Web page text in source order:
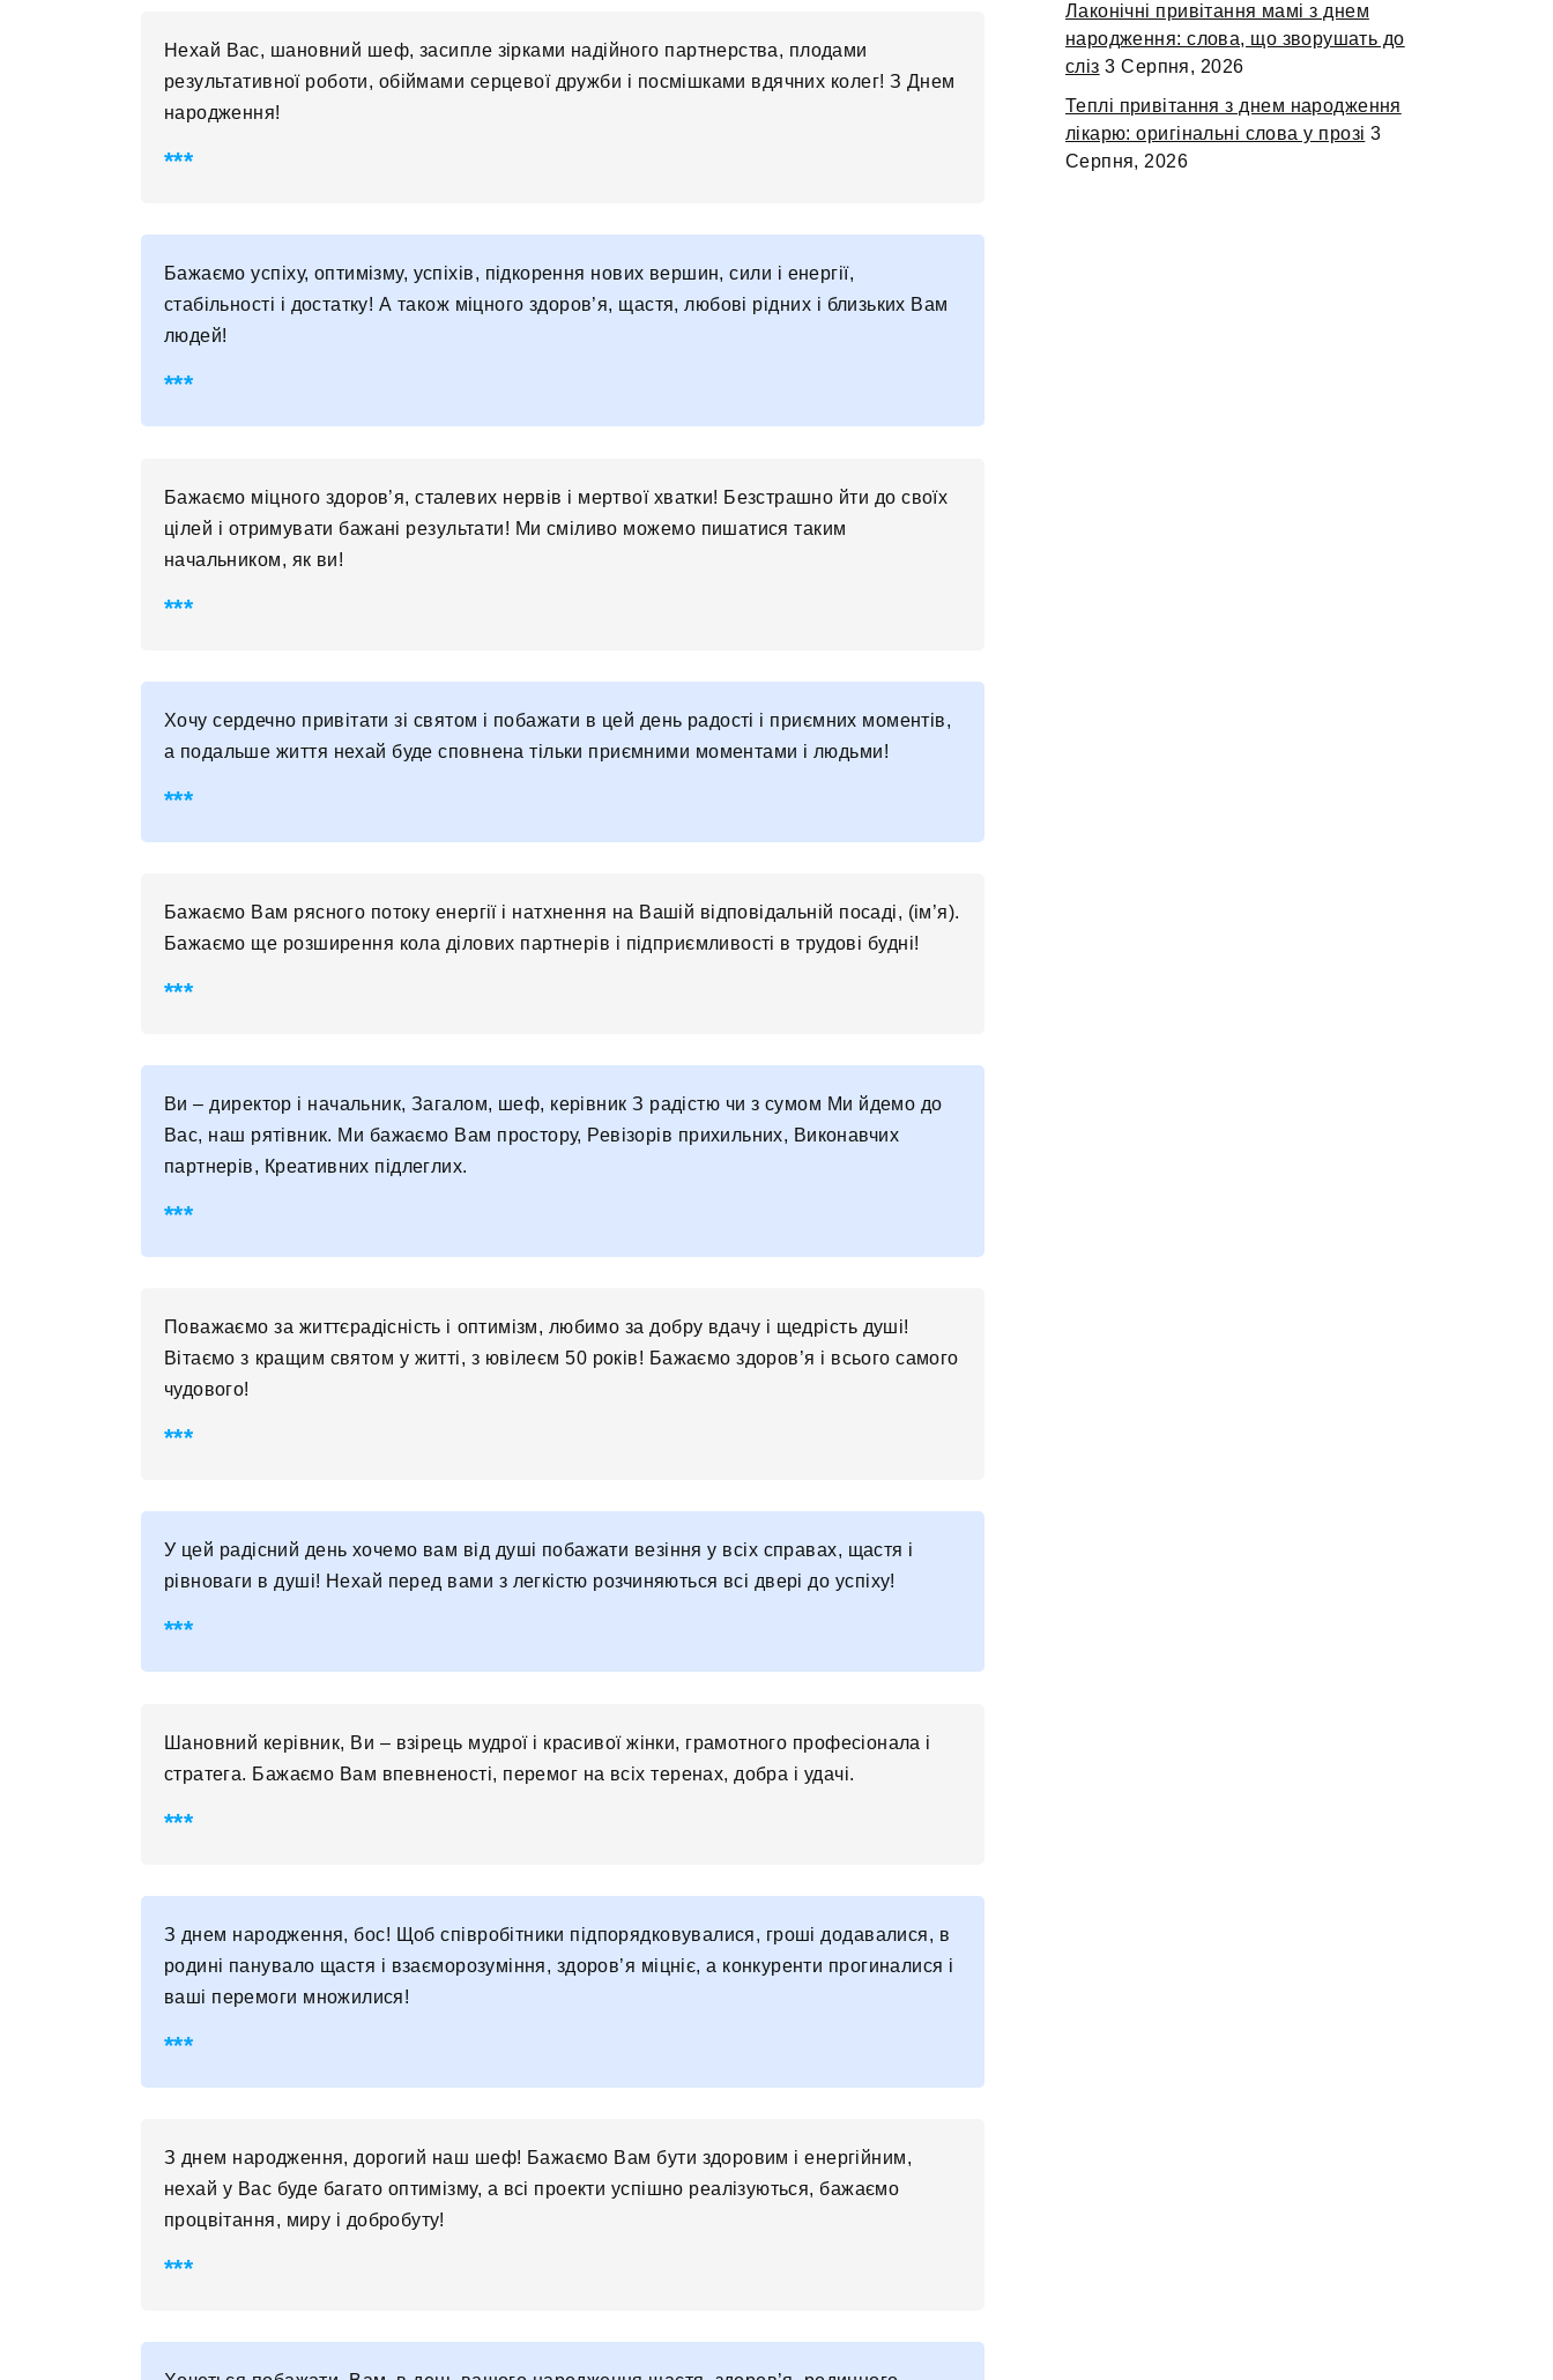
Нехай Вас, шановний шеф, засипле зірками надійного партнерства, плодами
результативної роботи, обіймами серцевої дружби і посмішками вдячних колег! З Днем
народження!
Бажаємо успіху, оптимізму, успіхів, підкорення нових вершин, сили і енергії,
стабільності і достатку! А також міцного здоров’я, щастя, любові рідних і близьких Вам
людей!
Бажаємо міцного здоров’я, сталевих нервів і мертвої хватки! Безстрашно йти до своїх
цілей і отримувати бажані результати! Ми сміливо можемо пишатися таким
начальником, як ви!
Хочу сердечно привітати зі святом і побажати в цей день радості і приємних моментів,
а подальше життя нехай буде сповнена тільки приємними моментами і людьми!
Бажаємо Вам рясного потоку енергії і натхнення на Вашій відповідальній посаді, (ім’я).
Бажаємо ще розширення кола ділових партнерів і підприємливості в трудові будні!
Ви – директор і начальник, Загалом, шеф, керівник З радістю чи з сумом Ми йдемо до
Вас, наш рятівник. Ми бажаємо Вам простору, Ревізорів прихильних, Виконавчих
партнерів, Креативних підлеглих.
Поважаємо за життєрадісність і оптимізм, любимо за добру вдачу і щедрість душі!
Вітаємо з кращим святом у житті, з ювілеєм 50 років! Бажаємо здоров’я і всього самого
чудового!
У цей радісний день хочемо вам від душі побажати везіння у всіх справах, щастя і
рівноваги в душі! Нехай перед вами з легкістю розчиняються всі двері до успіху!
Шановний керівник, Ви – взірець мудрої і красивої жінки, грамотного професіонала і
стратега. Бажаємо Вам впевненості, перемог на всіх теренах, добра і удачі.
З днем ​​народження, бос! Щоб співробітники підпорядковувалися, гроші додавалися, в
родині панувало щастя і взаєморозуміння, здоров’я міцніє, а конкуренти прогиналися і
ваші перемоги множилися!
З днем ​​народження, дорогий наш шеф! Бажаємо Вам бути здоровим і енергійним,
нехай у Вас буде багато оптимізму, а всі проекти успішно реалізуються, бажаємо
процвітання, миру і добробуту!
Лаконічні привітання мамі з днем
народження: слова, що зворушать до
сліз 3 Серпня, 2026
Теплі привітання з днем народження
лікарю: оригінальні слова у прозі 3
Серпня, 2026